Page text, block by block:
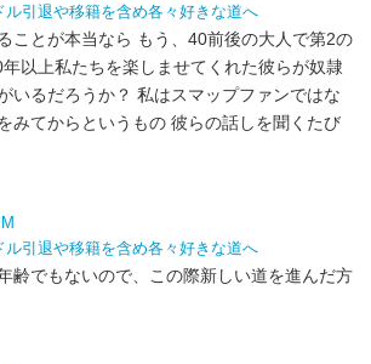
引退や移籍を含め各々好きな道へ
ことが本当なら もう、40前後の大人で第2の
以上私たちを楽しませてくれた彼らが奴隷
いるだろうか？ 私はスマップファンではな
みてからというもの 彼らの話しを聞くたび
引退や移籍を含め各々好きな道へ
齢でもないので、この際新しい道を進んだ方